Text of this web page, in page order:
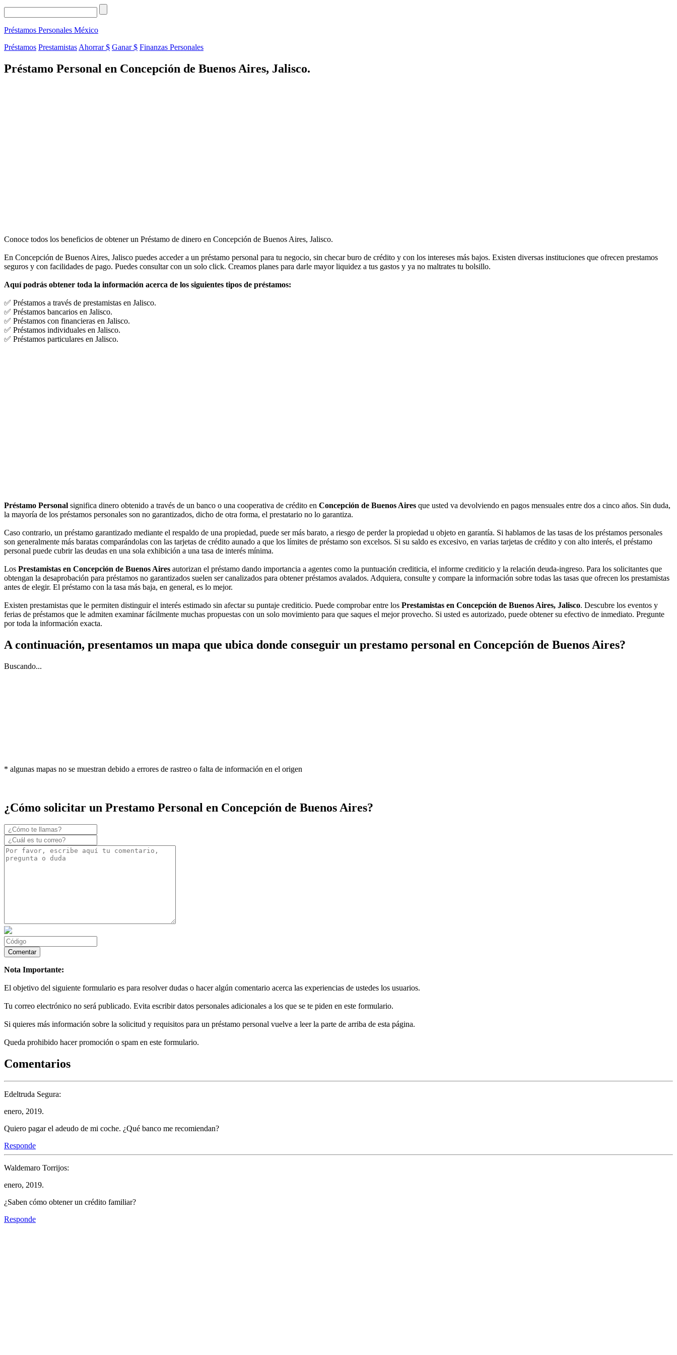
Préstamos Personales México
Préstamos Prestamistas Ahorrar $ Ganar $ Finanzas Personales
Préstamo Personal en Concepción de Buenos Aires, Jalisco.
Conoce todos los beneficios de obtener un Préstamo de dinero en Concepción de Buenos Aires, Jalisco.
En Concepción de Buenos Aires, Jalisco puedes acceder a un préstamo personal para tu negocio, sin checar buro de crédito y con los intereses más bajos. Existen diversas instituciones que ofrecen prestamos
seguros y con facilidades de pago. Puedes consultar con un solo click. Creamos planes para darle mayor liquidez a tus gastos y ya no maltrates tu bolsillo.
Aquí podrás obtener toda la información acerca de los siguientes tipos de préstamos:
✅ Préstamos a través de prestamistas en Jalisco.
✅ Préstamos bancarios en Jalisco.
✅ Préstamos con financieras en Jalisco.
✅ Préstamos individuales en Jalisco.
✅ Préstamos particulares en Jalisco.
Préstamo Personal significa dinero obtenido a través de un banco o una cooperativa de crédito en Concepción de Buenos Aires que usted va devolviendo en pagos mensuales entre dos a cinco años. Sin duda,
la mayoría de los préstamos personales son no garantizados, dicho de otra forma, el prestatario no lo garantiza.
Caso contrario, un préstamo garantizado mediante el respaldo de una propiedad, puede ser más barato, a riesgo de perder la propiedad u objeto en garantía. Si hablamos de las tasas de los préstamos personales
son generalmente más baratas comparándolas con las tarjetas de crédito aunado a que los límites de préstamo son excelsos. Si su saldo es excesivo, en varias tarjetas de crédito y con alto interés, el préstamo
personal puede cubrir las deudas en una sola exhibición a una tasa de interés mínima.
Los Prestamistas en Concepción de Buenos Aires autorizan el préstamo dando importancia a agentes como la puntuación crediticia, el informe crediticio y la relación deuda-ingreso. Para los solicitantes que
obtengan la desaprobación para préstamos no garantizados suelen ser canalizados para obtener préstamos avalados. Adquiera, consulte y compare la información sobre todas las tasas que ofrecen los prestamistas
antes de elegir. El préstamo con la tasa más baja, en general, es lo mejor.
Existen prestamistas que le permiten distinguir el interés estimado sin afectar su puntaje crediticio. Puede comprobar entre los Prestamistas en Concepción de Buenos Aires, Jalisco. Descubre los eventos y
ferias de préstamos que le admiten examinar fácilmente muchas propuestas con un solo movimiento para que saques el mejor provecho. Si usted es autorizado, puede obtener su efectivo de inmediato. Pregunte
por toda la información exacta.
A continuación, presentamos un mapa que ubica donde conseguir un prestamo personal en Concepción de Buenos Aires?
Buscando...
* algunas mapas no se muestran debido a errores de rastreo o falta de información en el origen
¿Cómo solicitar un Prestamo Personal en Concepción de Buenos Aires?
Nota Importante:
El objetivo del siguiente formulario es para resolver dudas o hacer algún comentario acerca las experiencias de ustedes los usuarios.
Tu correo electrónico no será publicado. Evita escribir datos personales adicionales a los que se te piden en este formulario.
Si quieres más información sobre la solicitud y requisitos para un préstamo personal vuelve a leer la parte de arriba de esta página.
Queda prohibido hacer promoción o spam en este formulario.
Comentarios
Edeltruda Segura:
enero, 2019.
Quiero pagar el adeudo de mi coche. ¿Qué banco me recomiendan?
Responde
Waldemaro Torrijos:
enero, 2019.
¿Saben cómo obtener un crédito familiar?
Responde